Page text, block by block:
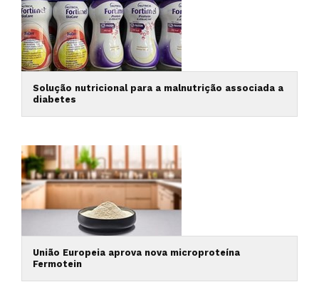
Solução nutricional para a malnutrição associada a
diabetes
União Europeia aprova nova microproteína
Fermotein